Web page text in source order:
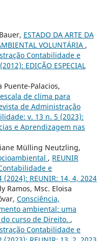
ESTADO DA ARTE DA
VOLUNTÁRIA ,
Contabilidade e
EDIÇÃO ESPECIAL
Puente-Palacios,
de clima para
de Administração
v. 13 n. 5 (2023):
e Aprendizagem nas
Mülling Neutzling,
, REUNIR
e
REUNIR: 14, 4, 2024
Ramos, Msc. Eloisa
Consciência,
ambiental: uma
curso de Direito. ,
Contabilidade e